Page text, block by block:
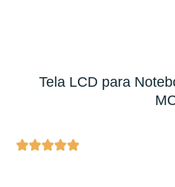
Tela LCD para